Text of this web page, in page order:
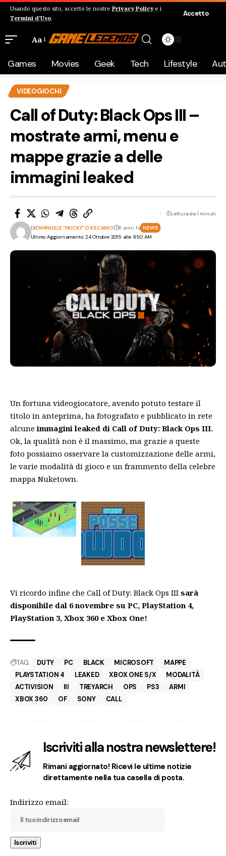
Usando questo sito, accetto le nostre Privacy Policye i
Termini d'Uso.
Accetto
Aa
Games Movies Geek Tech Lifestyle
VIDEOGIOCHI
Call of Duty: Black Ops III –
mostrate armi, menu e
mappe grazie a delle
immagini leaked
Ultimo Aggiornamento: 24 Ottobre 2015 alle 9:50 AM
DiEMANUELE "NUCKY" D'ASCANIO 11 anni fa NEWS
Lettura da 1 minuti
Un fortuna videogiocatore, avendo potuto testare il
titolo in anteprima, ha fotografato e pubblicato in rete
alcuneimmagini leaked di Call of Duty: Black Ops III.
Ok, la qualità non è il massimo, ma grazie a queste
foto possiamo osservare la customizzazione delle armi,
le varie modalità di gioco e un frammento della celebre
mappa Nuketown.
Vi ricordo infine che Call of Duty: Black Ops III sarà
disponibile dal 6 novembre su PC, PlayStation 4,
PlayStation 3, Xbox 360 e Xbox One!
TAG: DUTY PC BLACK MICROSOFT
MAPPE
PLAYSTATION 4
LEAKED XBOX ONE S/X
MODALITÀ
ACTIVISION
III TREYARCH OPS PS3
ARMI
XBOX 360
OF SONY CALL
Iscriviti alla nostra newslettere!
Rimani aggiornato! Ricevi le ultime notizie
direttamente nella tua casella di posta.
Indirizzo email: